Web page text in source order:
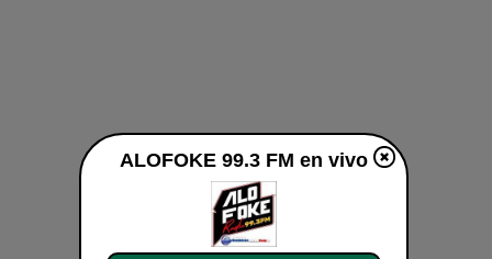
ALOFOKE 99.3 FM en vivo